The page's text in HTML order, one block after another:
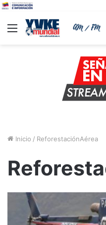
Menu
Inicio / ReforestaciónAérea